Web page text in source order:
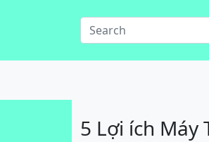
5 Lợi ích Máy